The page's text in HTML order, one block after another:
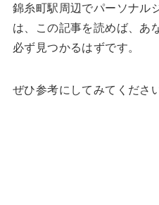
錦糸町駅周辺でパーソナル
は、この記事を読めば、あ
必ず見つかるはずです。
ぜひ参考にしてみてくださ